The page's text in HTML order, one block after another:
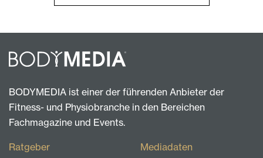
BODYMEDIA ist einer der führenden Anbieter der
Fitness- und Physiobranche in den Bereichen
Fachmagazine und Events.
Ratgeber
Mediadaten